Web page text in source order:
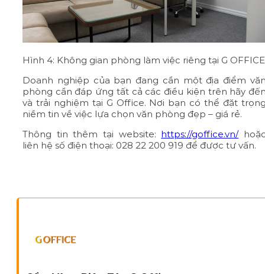
Hình 4: Không gian phòng làm việc riêng tại G OFFICE
Doanh nghiệp của bạn đang cần một địa điểm
phòng cần đáp ứng tất cả các điều kiện trên hãy
và trải nghiệm tại G Office. Nơi bạn có thể đặt
niềm tin về việc lựa chọn văn phòng đẹp – giá rẻ.
Thông tin thêm tại website: https://goffice.vn/
liên hệ số điện thoại: 028 22 200 919 để được tư vấn.